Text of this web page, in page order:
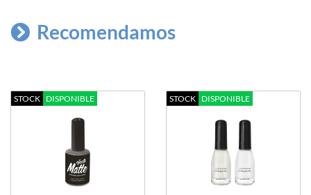
Recomendamos
STOCK DISPONIBLE STOCK DISPONIBLE